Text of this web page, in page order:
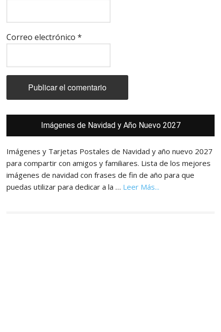
Correo electrónico*
principal
Imágenes de Navidad y Año Nuevo 2027
Imágenes y Tarjetas Postales de Navidad y año nuevo 2027
para compartir con amigos y familiares. Lista de los mejores
imágenes de navidad con frases de fin de año para que
puedas utilizar para dedicar a la … Leer Más...